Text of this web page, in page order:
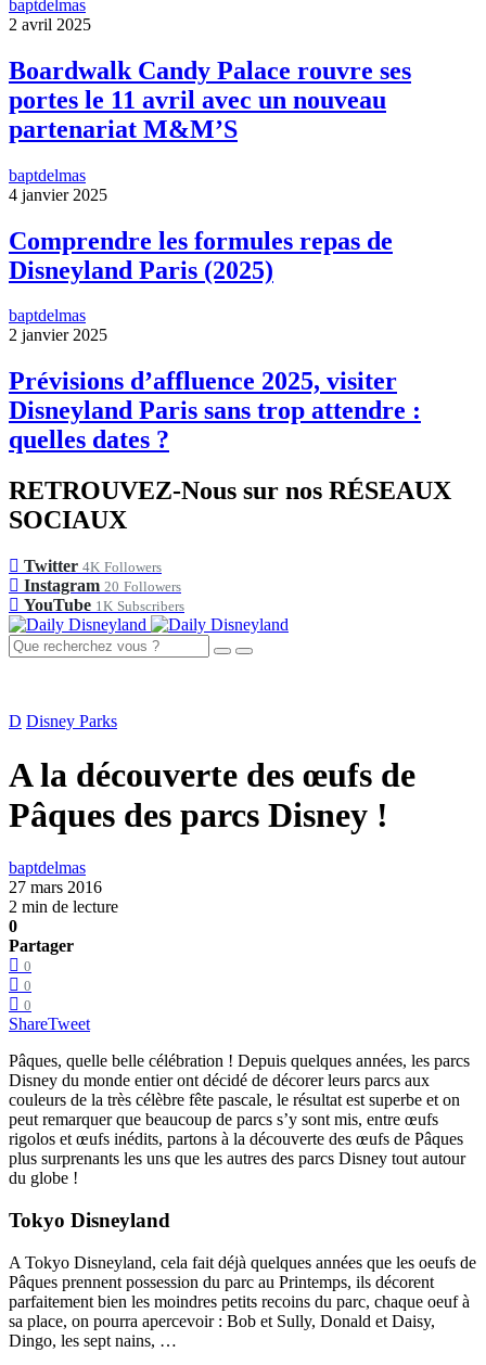
baptdelmas
2 avril 2025
Boardwalk Candy Palace rouvre ses
portes le 11 avril avec un nouveau
partenariat M&M’S
baptdelmas
4 janvier 2025
Comprendre les formules repas de
Disneyland Paris (2025)
baptdelmas
2 janvier 2025
Prévisions d’affluence 2025, visiter
Disneyland Paris sans trop attendre :
quelles dates ?
RETROUVEZ-Nous sur nos RÉSEAUX
SOCIAUX
Twitter 4K Followers
Instagram 20 Followers
YouTube 1K Subscribers
D Disney Parks
A la découverte des œufs de
Pâques des parcs Disney !
baptdelmas
27 mars 2016
2 min de lecture
0
Partager
0
0
0
ShareTweet
Pâques, quelle belle célébration ! Depuis quelques années, les parcs
Disney du monde entier ont décidé de décorer leurs parcs aux
couleurs de la très célèbre fête pascale, le résultat est superbe et on
peut remarquer que beaucoup de parcs s’y sont mis, entre œufs
rigolos et œufs inédits, partons à la découverte des œufs de Pâques
plus surprenants les uns que les autres des parcs Disney tout autour
du globe !
Tokyo Disneyland
A Tokyo Disneyland, cela fait déjà quelques années que les oeufs de
Pâques prennent possession du parc au Printemps, ils décorent
parfaitement bien les moindres petits recoins du parc, chaque oeuf à
sa place, on pourra apercevoir : Bob et Sully, Donald et Daisy,
Dingo, les sept nains, …